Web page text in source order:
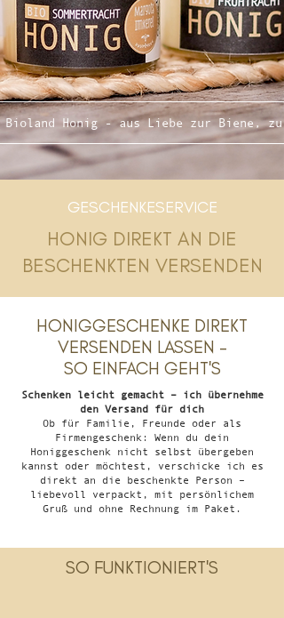
Bioland Honig - aus Liebe zur Biene,
GESCHENKESERVICE
HONIG DIREKT AN DIE
BESCHENKTEN VERSENDEN
HONIGGESCHENKE DIREKT
VERSENDEN LASSEN –
SO EINFACH GEHT'S
Schenken leicht gemacht – ich übernehme
den Versand für dich
Ob für Familie, Freunde oder als
Firmengeschenk: Wenn du dein
Honiggeschenk nicht selbst übergeben
kannst oder möchtest, verschicke ich es
direkt an die beschenkte Person –
liebevoll verpackt, mit persönlichem
Gruß und ohne Rechnung im Paket.
SO FUNKTIONIERT'S